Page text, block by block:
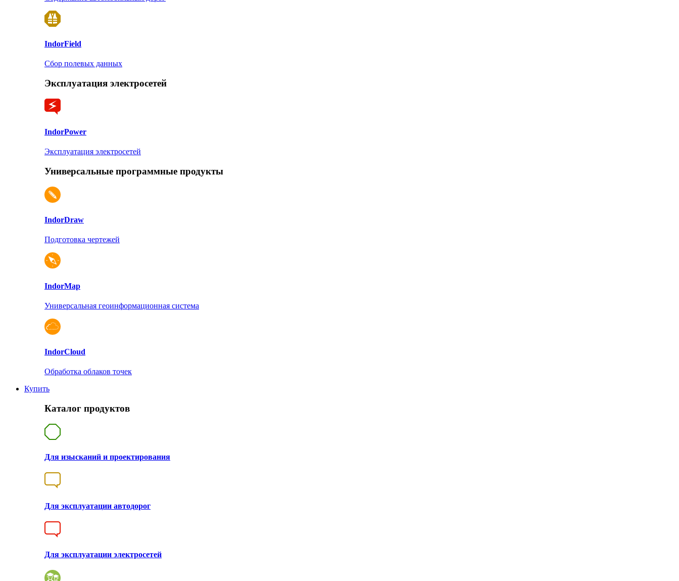
IndorField
Сбор полевых данных
Эксплуатация электросетей
IndorPower
Эксплуатация электросетей
Универсальные программные продукты
IndorDraw
Подготовка чертежей
IndorMap
Универсальная геоинформационная система
IndorCloud
Обработка облаков точек
Купить
Каталог продуктов
Для изысканий и проектирования
Для эксплуатации автодорог
Для эксплуатации электросетей